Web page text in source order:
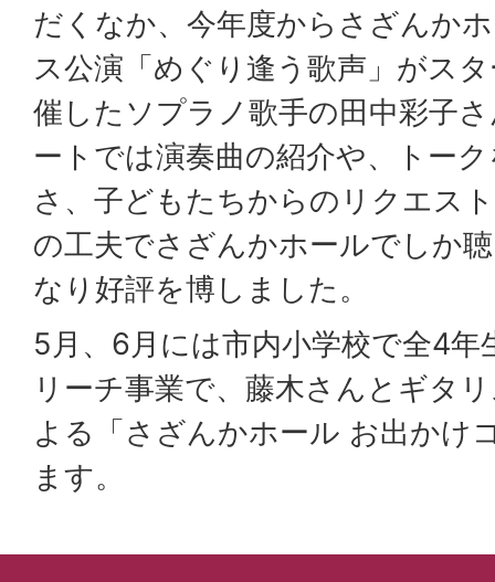
だくなか、今年度からさざんか
ス公演「めぐり逢う歌声」がス
催したソプラノ歌手の田中彩子
ートでは演奏曲の紹介や、トー
さ、子どもたちからのリクエス
の工夫でさざんかホールでしか
なり好評を博しました。
5月、6月には市内小学校で全4
リーチ事業で、藤木さんとギタ
よる「さざんかホール お出かけ
ます。